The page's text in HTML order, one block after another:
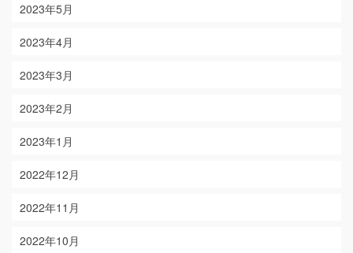
2023年5月
2023年4月
2023年3月
2023年2月
2023年1月
2022年12月
2022年11月
2022年10月